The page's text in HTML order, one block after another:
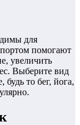
для
помогают
увеличить
Выберите вид
то бег, йога,